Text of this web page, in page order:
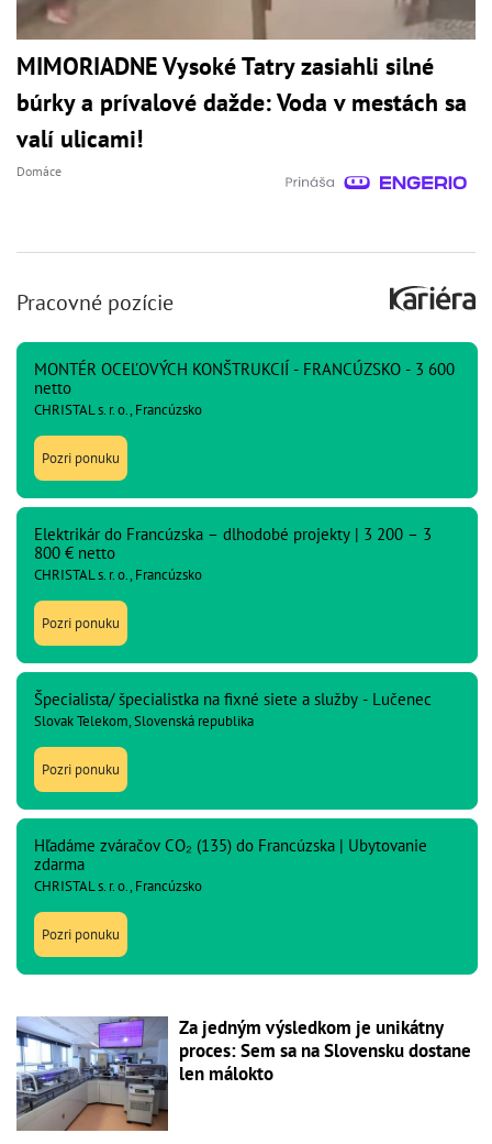
MIMORIADNE Vysoké Tatry zasiahli silné
búrky a prívalové dažde: Voda v mestách sa
valí ulicami!
Domáce
Pracovné pozície
MONTÉR OCEĽOVÝCH KONŠTRUKCIÍ - FRANCÚZSKO - 3 600
netto
CHRISTAL s. r. o., Francúzsko
Pozri ponuku
Elektrikár do Francúzska – dlhodobé projekty | 3 200 – 3
800 € netto
CHRISTAL s. r. o., Francúzsko
Pozri ponuku
Špecialista/ špecialistka na fixné siete a služby - Lučenec
Slovak Telekom, Slovenská republika
Pozri ponuku
Hľadáme zváračov CO₂ (135) do Francúzska | Ubytovanie
zdarma
CHRISTAL s. r. o., Francúzsko
Pozri ponuku
Za jedným výsledkom je unikátny
proces: Sem sa na Slovensku dostane
len málokto